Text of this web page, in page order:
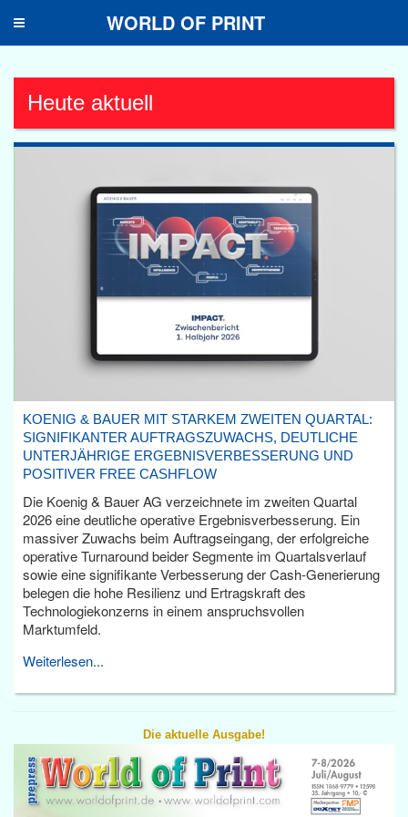
Toggle
WORLD OF PRINT
Heute aktuell
KOENIG & BAUER MIT STARKEM ZWEITEN QUARTAL:
SIGNIFIKANTER AUFTRAGSZUWACHS, DEUTLICHE
UNTERJÄHRIGE ERGEBNISVERBESSERUNG UND
POSITIVER FREE CASHFLOW
Die Koenig & Bauer AG verzeichnete im zweiten Quartal
2026 eine deutliche operative Ergebnisverbesserung. Ein
massiver Zuwachs beim Auftragseingang, der erfolgreiche
operative Turnaround beider Segmente im Quartalsverlauf
sowie eine signifikante Verbesserung der Cash-Generierung
belegen die hohe Resilienz und Ertragskraft des
Technologiekonzerns in einem anspruchsvollen
Marktumfeld.
Weiterlesen...
Die aktuelle Ausgabe!